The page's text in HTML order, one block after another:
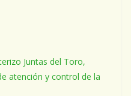
Juntas del Toro,
atención y control de la